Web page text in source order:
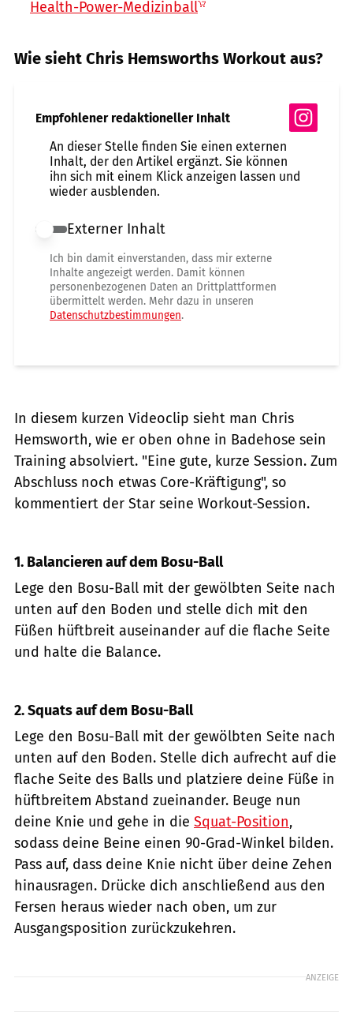
Health-Power-Medizinball
Wie sieht Chris Hemsworths Workout aus?
Empfohlener redaktioneller Inhalt
An dieser Stelle finden Sie einen externen
Inhalt, der den Artikel ergänzt. Sie können
ihn sich mit einem Klick anzeigen lassen und
wieder ausblenden.
Externer Inhalt erlauben
Externer Inhalt
Ich bin damit einverstanden, dass mir externe
Inhalte angezeigt werden. Damit können
personenbezogenen Daten an Drittplattformen
übermittelt werden. Mehr dazu in unseren
Datenschutzbestimmungen.
In diesem kurzen Videoclip sieht man Chris
Hemsworth, wie er oben ohne in Badehose sein
Training absolviert. "Eine gute, kurze Session. Zum
Abschluss noch etwas Core-Kräftigung", so
kommentiert der Star seine Workout-Session.
1. Balancieren auf dem Bosu-Ball
Lege den Bosu-Ball mit der gewölbten Seite nach
unten auf den Boden und stelle dich mit den
Füßen hüftbreit auseinander auf die flache Seite
und halte die Balance.
2. Squats auf dem Bosu-Ball
Lege den Bosu-Ball mit der gewölbten Seite nach
unten auf den Boden. Stelle dich aufrecht auf die
flache Seite des Balls und platziere deine Füße in
hüftbreitem Abstand zueinander. Beuge nun
deine Knie und gehe in die Squat-Position,
sodass deine Beine einen 90-Grad-Winkel bilden.
Pass auf, dass deine Knie nicht über deine Zehen
hinausragen. Drücke dich anschließend aus den
Fersen heraus wieder nach oben, um zur
Ausgangsposition zurückzukehren.
ANZEIGE